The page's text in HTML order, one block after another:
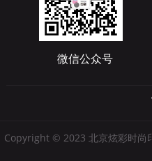
微信公众号
Copyright © 2023 北京炫彩时尚